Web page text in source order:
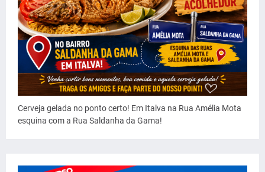
Cerveja gelada no ponto certo! Em Italva na Rua Amélia Mota
esquina com a Rua Saldanha da Gama!